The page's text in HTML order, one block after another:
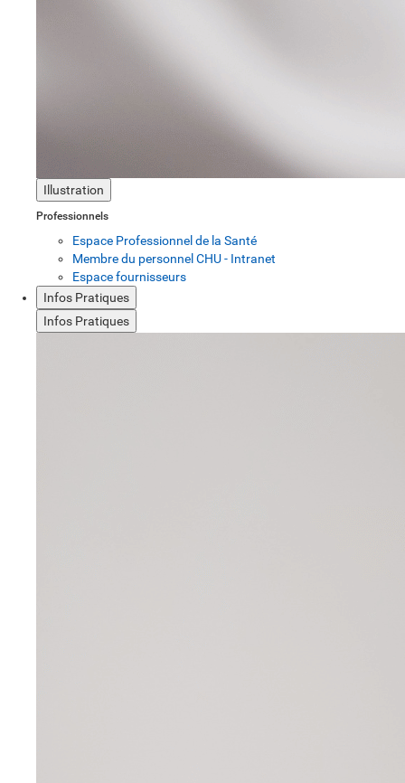
Illustration
Professionnels
Espace Professionnel de la Santé
Membre du personnel CHU - Intranet
Espace fournisseurs
Infos Pratiques
Infos Pratiques